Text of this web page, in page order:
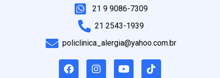
21 9 9086-7309
21 2543-1939
policlinica_alergia@yahoo.com.br